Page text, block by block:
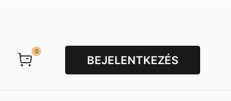
0
BEJELENTKEZÉS